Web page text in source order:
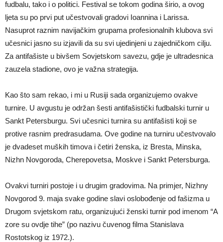
fudbalu, tako i o politici. Festival se tokom godina širio, a ovog
ljeta su po prvi put učestvovali gradovi Ioannina i Larissa.
Nasuprot raznim navijačkim grupama profesionalnih klubova svi
učesnici jasno su izjavili da su svi ujedinjeni u zajedničkom cilju.
Za antifašiste u bivšem Sovjetskom savezu, gdje je ultradesnica
zauzela stadione, ovo je važna strategija.
Kao što sam rekao, i mi u Rusiji sada organizujemo ovakve
turnire. U avgustu je održan šesti antifašistički fudbalski turnir u
Sankt Petersburgu. Svi učesnici turnira su antifašisti koji se
protive rasnim predrasudama. Ove godine na turniru učestvovalo
je dvadeset muških timova i četiri ženska, iz Bresta, Minska,
Nizhn Novgoroda, Cherepovetsa, Moskve i Sankt Petersburga.
Ovakvi turniri postoje i u drugim gradovima. Na primjer, Nizhny
Novgorod 9. maja svake godine slavi oslobođenje od fašizma u
Drugom svjetskom ratu, organizujući ženski turnir pod imenom “A
zore su ovdje tihe” (po nazivu čuvenog filma Stanislava
Rostotskog iz 1972.).